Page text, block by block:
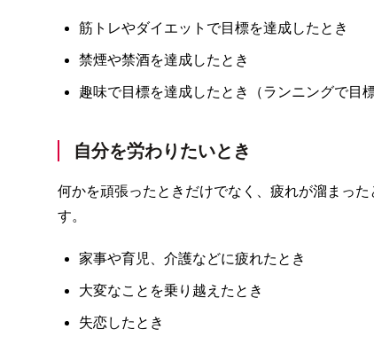
筋トレやダイエットで目標を達成したとき
禁煙や禁酒を達成したとき
趣味で目標を達成したとき（ランニングで目
自分を労わりたいとき
何かを頑張ったときだけでなく、疲れが溜まっ
す。
家事や育児、介護などに疲れたとき
大変なことを乗り越えたとき
失恋したとき